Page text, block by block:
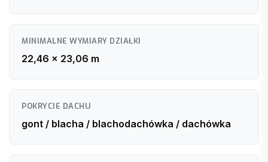
MINIMALNE WYMIARY DZIAŁKI
22,46 x 23,06 m
POKRYCIE DACHU
gont / blacha / blachodachówka / dachówka